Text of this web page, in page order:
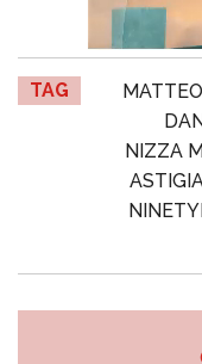
TAG
NIZZA